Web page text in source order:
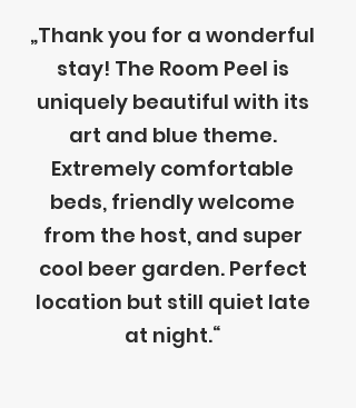
„Thank you for a wonderful
stay! The Room Peel is
uniquely beautiful with its
art and blue theme.
Extremely comfortable
beds, friendly welcome
from the host, and super
cool beer garden. Perfect
location but still quiet late
at night.“